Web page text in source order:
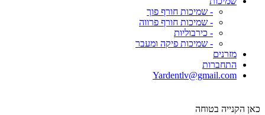
- שמיכות חורף פוך
- שמיכות חורף פרווה
- כירבוליות
- שמיכות פיקה ומעבר
מזרנים
התחברות
Yardentlv@gmail.com
כאן הקנייה בטוחה